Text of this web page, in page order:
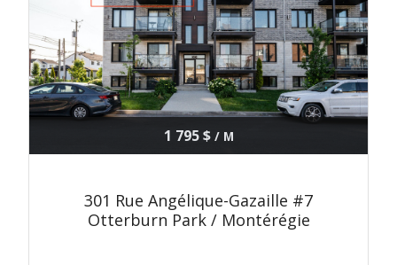
1 795 $/ M
301 Rue Angélique-Gazaille #7
Otterburn Park / Montérégie